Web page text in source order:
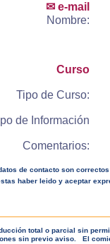
✉ e-mail
Nombre:
Curso
Tipo de Curso:
de Información
Comentarios:
de contacto son
haber leido y aceptar
total o parcial sin
sin previo aviso. El